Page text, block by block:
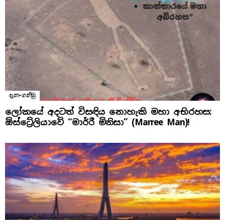
දැන-ගනිමු
ලෝකයේ අදටත් විසඳිය නොහැකි මහා අභිරහස:
ඕස්ට්‍රේලියාවේ “මාර්රී මිනිසා” (Marree Man)!